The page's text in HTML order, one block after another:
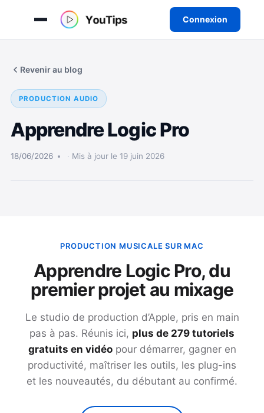
Connexion
Revenir au blog
PRODUCTION AUDIO
Apprendre Logic Pro
18/06/2026 Mis à jour le 19 juin 2026
PRODUCTION MUSICALE SUR MAC
Apprendre Logic Pro, du
premier projet au mixage
Le studio de production d’Apple, pris en main
pas à pas. Réunis ici, plus de 279 tutoriels
gratuits en vidéopour démarrer, gagner en
productivité, maîtriser les outils, les plug-ins
et les nouveautés, du débutant au confirmé.